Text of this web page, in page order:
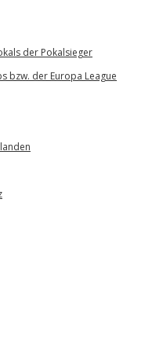
der Pokalsieger
bzw. der Europa League